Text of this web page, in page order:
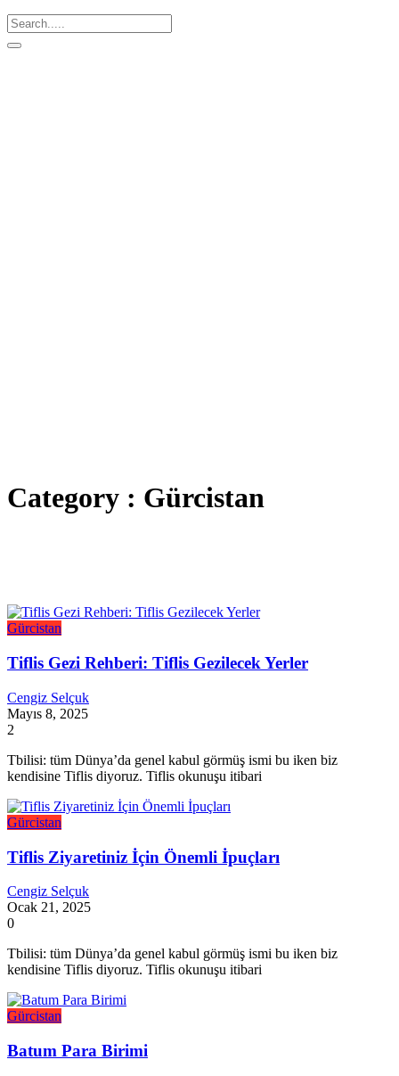
Category : Gürcistan
Gürcistan
Tiflis Gezi Rehberi: Tiflis Gezilecek Yerler
Cengiz Selçuk
Mayıs 8, 2025
2
Tbilisi: tüm Dünya’da genel kabul görmüş ismi bu iken biz
kendisine Tiflis diyoruz. Tiflis okunuşu itibari
Gürcistan
Tiflis Ziyaretiniz İçin Önemli İpuçları
Cengiz Selçuk
Ocak 21, 2025
0
Tbilisi: tüm Dünya’da genel kabul görmüş ismi bu iken biz
kendisine Tiflis diyoruz. Tiflis okunuşu itibari
Gürcistan
Batum Para Birimi